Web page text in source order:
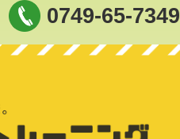
0749-65-7349